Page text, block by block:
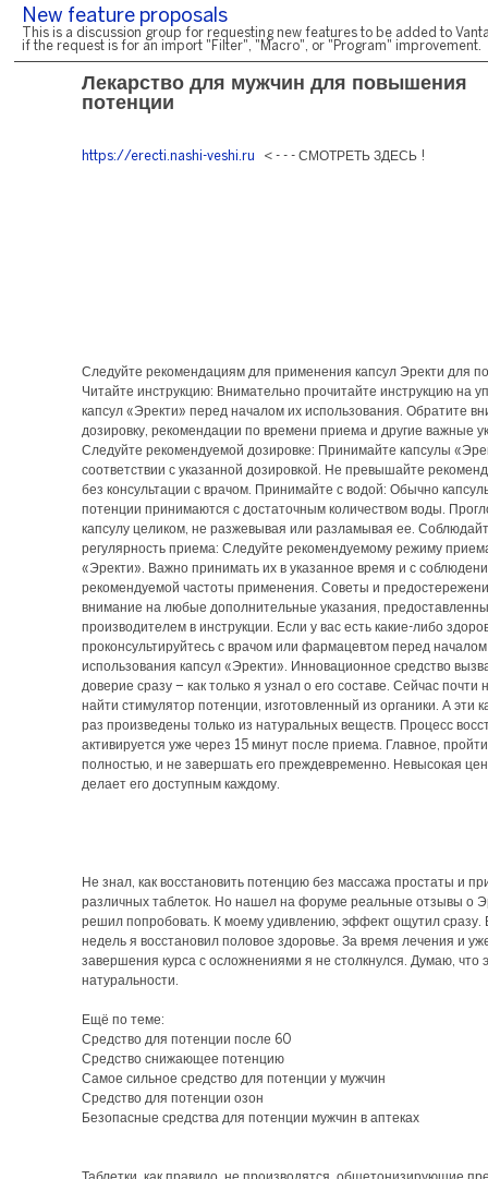
New feature proposals
This is a discussion group for requesting new features to be added to
if the request is for an import "Filter", "Macro", or "Program" improvement.
Лекарство для мужчин для повышения
потенции
https://erecti.nashi-veshi.ru < - - - СМОТРЕТЬ ЗДЕСЬ !
Следуйте рекомендациям для применения капсул Эректи для
Читайте инструкцию: Внимательно прочитайте инструкцию на
капсул «Эректи» перед началом их использования. Обратите
дозировку, рекомендации по времени приема и другие важные
Следуйте рекомендуемой дозировке: Принимайте капсулы
соответствии с указанной дозировкой. Не превышайте
без консультации с врачом. Принимайте с водой: Обычно
потенции принимаются с достаточным количеством воды.
капсулу целиком, не разжевывая или разламывая ее.
регулярность приема: Следуйте рекомендуемому режиму
«Эректи». Важно принимать их в указанное время и с
рекомендуемой частоты применения. Советы и
внимание на любые дополнительные указания,
производителем в инструкции. Если у вас есть какие-либо
проконсультируйтесь с врачом или фармацевтом перед началом
использования капсул «Эректи». Инновационное средство
доверие сразу – как только я узнал о его составе. Сейчас почти
найти стимулятор потенции, изготовленный из органики. А эти
раз произведены только из натуральных веществ. Процесс
активируется уже через 15 минут после приема. Главное, пройти
полностью, и не завершать его преждевременно. Невысокая
делает его доступным каждому.
Не знал, как восстановить потенцию без массажа простаты и
различных таблеток. Но нашел на форуме реальные отзывы о
решил попробовать. К моему удивлению, эффект ощутил сразу.
недель я восстановил половое здоровье. За время лечения и
завершения курса с осложнениями я не столкнулся. Думаю, что
натуральности.
Ещё по теме:
Средство для потенции после 60
Средство снижающее потенцию
Самое сильное средство для потенции у мужчин
Средство для потенции озон
Безопасные средства для потенции мужчин в аптеках